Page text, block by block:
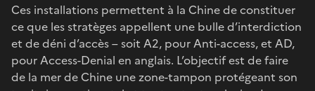
Ces installations permettent à la Chine de constituer
ce que les stratèges appellent une bulle d’interdiction
et de déni d’accès – soit A2, pour Anti-access, et AD,
pour Access-Denial en anglais. L’objectif est de faire
de la mer de Chine une zone-tampon protégeant son